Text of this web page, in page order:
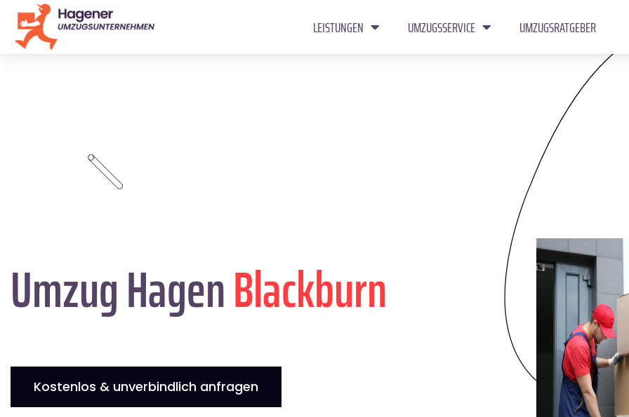
LEISTUNGEN UMZUGSSERVICE UMZUGSRATGEBER
Umzug HagenBlackburn
Kostenlos & unverbindlich anfragen